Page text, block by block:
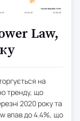
Law,
на
тренду, що
2020 року та
впав до 4.4%, що